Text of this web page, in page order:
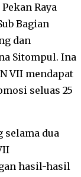
Raya
Bagian
dan
Sitompul. Ina
VII mendapat
seluas 25
selama dua
hasil-hasil